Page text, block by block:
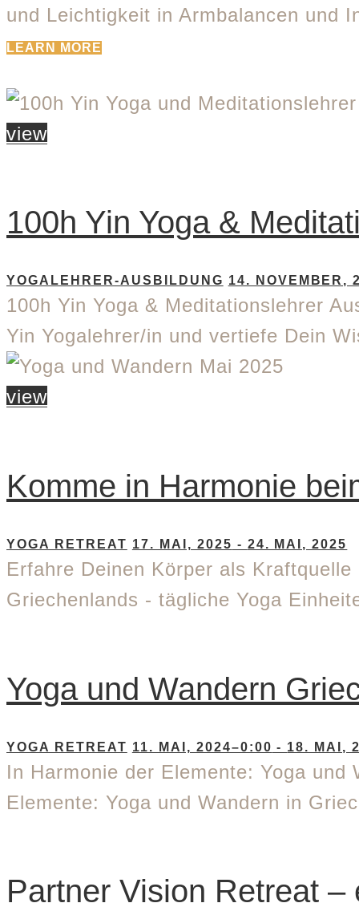
und Leichtigkeit in Armbalancen und
LEARN MORE
view
100h Yin Yoga &
YOGALEHRER-AUSBILDUNG 14. NOVEMBER,
100h Yin Yoga & Meditationslehrer
Yin Yogalehrer/in und vertiefe Dein
view
Komme in Harmonie
YOGA RETREAT 17. MAI, 2025 - 24. MAI, 2025
Erfahre Deinen Körper als
Griechenlands - tägliche Yoga
Yoga und Wandern
YOGA RETREAT 11. MAI, 2024–0:00 - 18. MAI,
In Harmonie der Elemente: Yoga
Elemente: Yoga und Wandern in
Partner Vision Retreat